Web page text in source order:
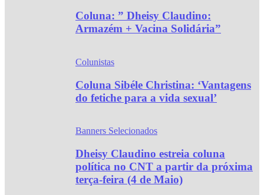
Coluna: ” Dheisy Claudino:
Armazém + Vacina Solidária”
Colunistas
Coluna Sibéle Christina: ‘Vantagens
do fetiche para a vida sexual’
Banners Selecionados
Dheisy Claudino estreia coluna
política no CNT a partir da próxima
terça-feira (4 de Maio)